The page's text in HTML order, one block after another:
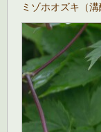
ミゾホオズキ（